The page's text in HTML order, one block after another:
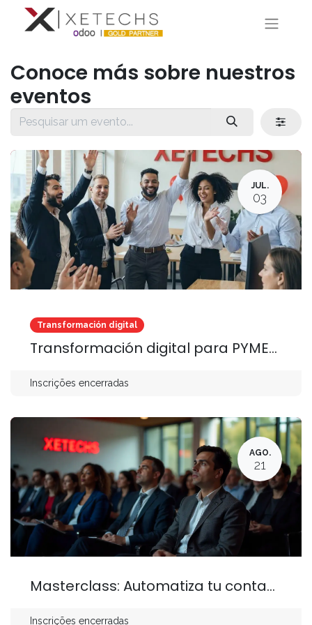
Conoce más sobre nuestros
eventos
JUL.
03
Transformación digital
Transformación digital para PYMEs: Decisiones críticas que no pueden esperar
Inscrições encerradas
AGO.
21
Masterclass: Automatiza tu contabilidad con Odoo
Inscrições encerradas